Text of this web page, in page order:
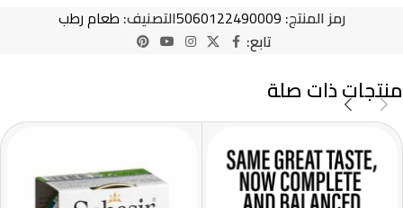
رمز المنتج: 5060122490009التصنيف: طعام رطب
تابع:
منتجات ذات صلة